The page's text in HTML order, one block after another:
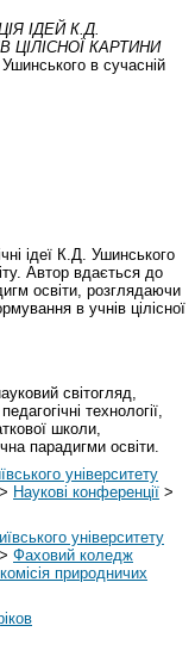
ІДЕЙ К.Д.
КАРТИНИ
в сучасній
ідеї К.Д. Ушинського
Автор вдається до
освіти, розглядаючи
в учнів цілісної
світогляд,
технології,
школи,
парадигми освіти.
університету
Наукові конференції >
університету
Фаховий коледж
природничих